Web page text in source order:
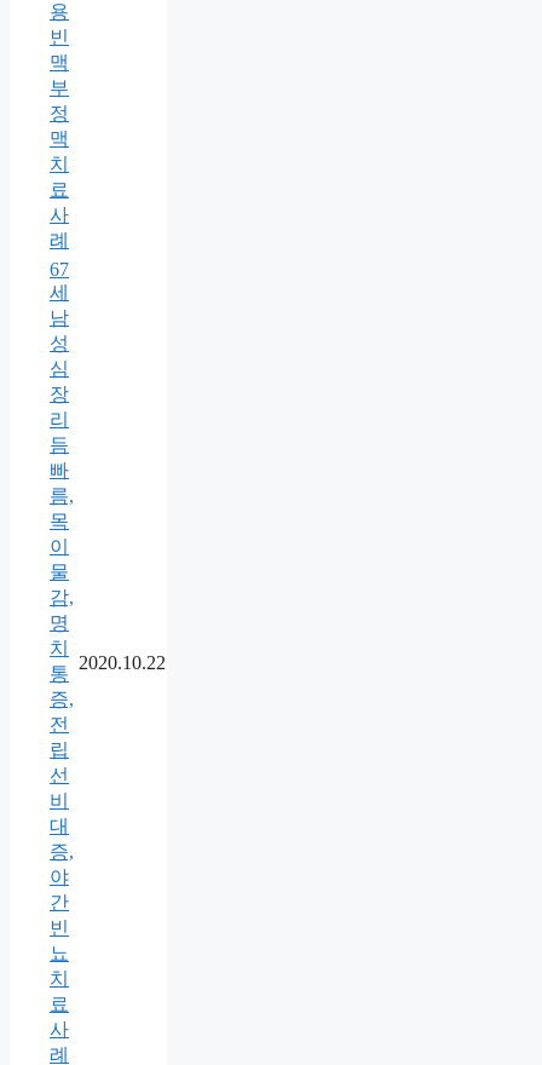
용
빈
맥
부
정
맥
치
료
사
례
67
세
남
성
심
장
리
듬
빠
름,
목
이
물
감,
명
치
통
증,
전
립
선
비
대
증,
야
간
빈
뇨
치
료
사
례
2020.10.22